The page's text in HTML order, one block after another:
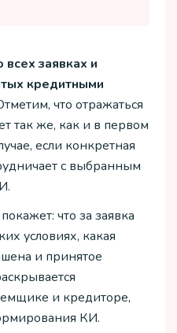
заявках и
кредитными
что отражаться
так же, как и в первом
если конкретная
с выбранным
что за заявка
условиях, какая
и принятое
и кредиторе,
КИ.